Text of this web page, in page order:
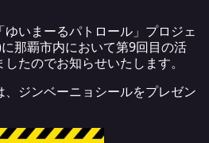
いまーるパトロール」プロジェ
那覇市内において第9回目の活
たのでお知らせいたします。
ジンベーニョシールをプレゼン